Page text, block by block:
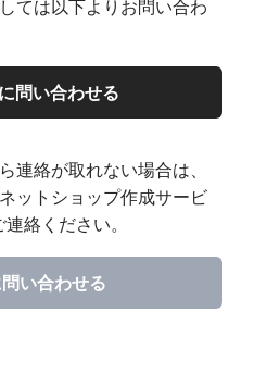
ては以下よりお問い合わ
問い合わせる
連絡が取れない場合は、
ットショップ作成サービ
絡ください。
問い合わせる